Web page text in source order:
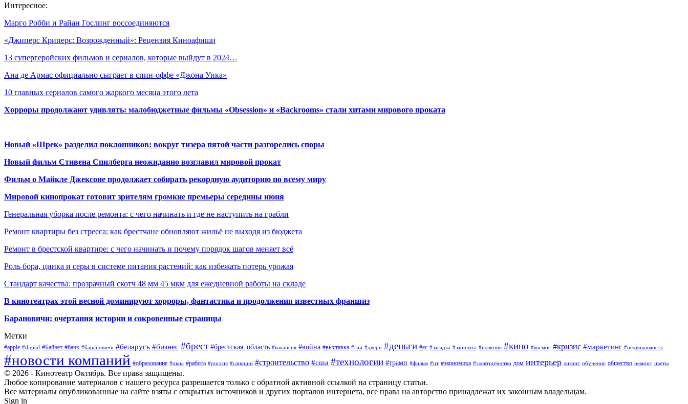
Интересное:
Марго Робби и Райан Гослинг воссоединяются
«Джиперс Криперс: Возрожденный»: Рецензия Киноафиши
13 супергеройских фильмов и сериалов, которые выйдут в 2024…
Ана де Армас официально сыграет в спин-оффе «Джона Уика»
10 главных сериалов самого жаркого месяца этого лета
Хорроры продолжают удивлять: малобюджетные фильмы «Obsession» и «Backrooms» стали хитами мирового проката
Новый «Шрек» разделил поклонников: вокруг тизера пятой части разгорелись споры
Новый фильм Стивена Спилберга неожиданно возглавил мировой прокат
Фильм о Майкле Джексоне продолжает собирать рекордную аудиторию по всему миру
Мировой кинопрокат готовит зрителям громкие премьеры середины июня
Генеральная уборка после ремонта: с чего начинать и где не наступить на грабли
Ремонт квартиры без стресса: как брестчане обновляют жильё не выходя из бюджета
Ремонт в брестской квартире: с чего начинать и почему порядок шагов меняет всё
Роль бора, цинка и серы в системе питания растений: как избежать потерь урожая
Стандарт качества: прозрачный скотч 48 мм 45 мкм для ежедневной работы на складе
В кинотеатрах этой весной доминируют хорроры, фантастика и продолжения известных франшиз
Барановичи: очертания истории и сокровенные страницы
Метки
#apple #digital #Байнет #банк #барановичи #беларусь #бизнес #брест #брестская_область #вакансия #война #выставка #гаи #двери #деньги #ес #загадка #зарплата #иллюзия #кино #космос #кризис #маркетинг #недвижимость
#новости компаний #образование #окна #работа #россия #санкции #строительство #сша #технологии #трамп #фильм #цт #экономика #электричество дом интерьер лизинг обучение общество ремонт цветы
© 2026 - Кинотеатр Октябрь. Все права защищены.
Любое копирование материалов с нашего ресурса разрешается только с обратной активной ссылкой на страницу статьи.
Все материалы опубликованные на сайте взяты с открытых источников и других порталов интернета, все права на авторство принадлежат их законным владельцам.
Sign in